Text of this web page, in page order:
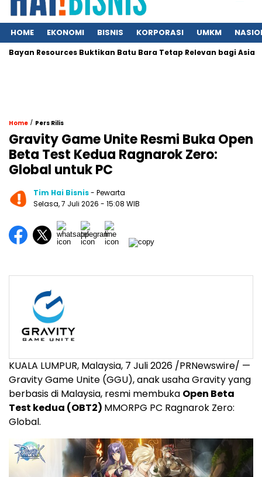
HOME EKONOMI BISNIS KORPORASI UMKM
Resources Buktikan Batu Bara Tetap Relevan bagi Asia
Home / Pers Rilis
Gravity Game Unite Resmi Buka Open
Beta Test Kedua Ragnarok Zero:
Global untuk PC
Tim Hai Bisnis- Pewarta
Selasa, 7 Juli 2026 - 15:08 WIB
KUALA LUMPUR, Malaysia, 7 Juli 2026 /PRNewswire/ —
Gravity Game Unite (GGU), anak usaha Gravity yang
berbasis di Malaysia, resmi membuka Open Beta
Test kedua (OBT2) MMORPG PC Ragnarok Zero:
Global.